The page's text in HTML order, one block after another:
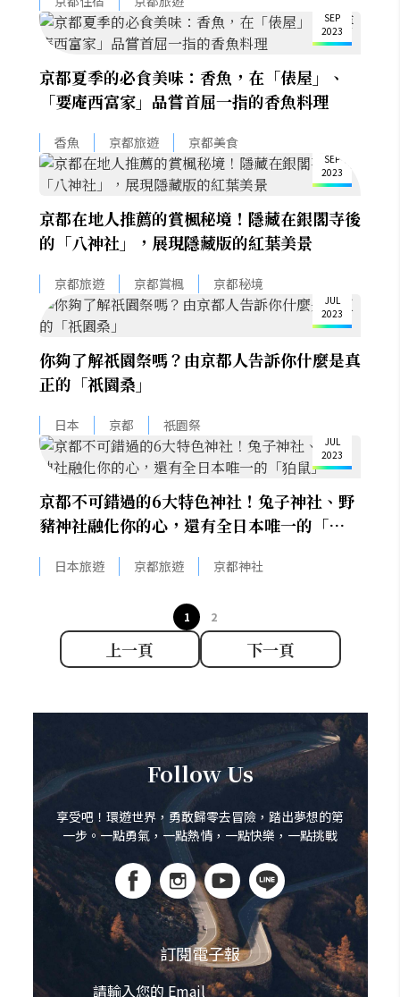
SEP
2023
京都夏季的必食美味：香魚，在「俵屋」、
「要庵西富家」品嘗首屈一指的香魚料理
香魚 京都旅遊 京都美食
SEP
2023
京都在地人推薦的賞楓秘境！隱藏在銀閣寺後
的「八神社」，展現隱藏版的紅葉美景
京都旅遊 京都賞楓 京都秘境
JUL
2023
你夠了解祇園祭嗎？由京都人告訴你什麼是真
正的「祇園桑」
日本 京都 祇園祭
JUL
2023
京都不可錯過的6大特色神社！兔子神社、野
豬神社融化你的心，還有全日本唯一的「狛
日本旅遊 京都旅遊 京都神社
上一頁
1 2
下一頁
Follow Us
享受吧！環遊世界，勇敢歸零去冒險，踏出夢想的第
一步。一點勇氣，一點熱情，一點快樂，一點挑戰
訂閱電子報